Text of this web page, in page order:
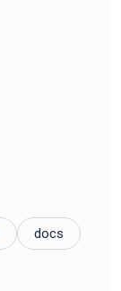
docs